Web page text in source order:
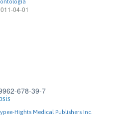
04-01
678-39-7
Hights Medical Publishers Inc.